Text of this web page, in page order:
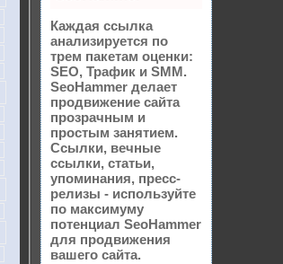
Каждая ссылка
анализируется по
трем пакетам оценки:
SEO, Трафик и SMM.
SeoHammer делает
продвижение сайта
прозрачным и
простым занятием.
Ссылки, вечные
ссылки, статьи,
упоминания, пресс-
релизы - используйте
по максимуму
потенциал SeoHammer
для продвижения
вашего сайта.